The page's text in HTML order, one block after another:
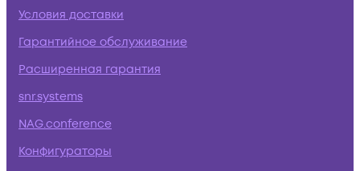
Условия доставки
Гарантийное обслуживание
Расширенная гарантия
snr.systems
NAG.conference
Конфигураторы